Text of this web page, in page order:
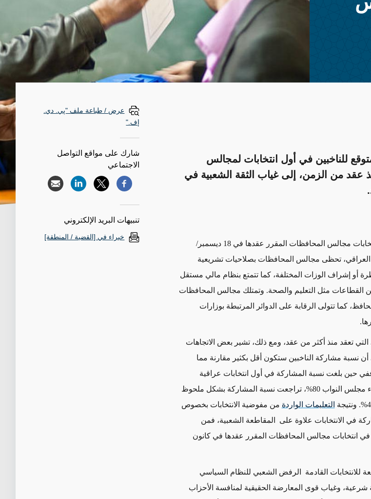
للناخبين في أول انتخابات لمجالس
عقد من الزمن، إلى غياب الثقة الشعبية في
يستعد العراقيون للمشاركة في انتخابات مجالس المحافظات المقرر عقدها في 18 ديسمبر/
العراقي، تحظى مجالس المحافظات بصلاحيات تشريعية
أو إشراف الوزات المختلفة، كما تتمتع بنظام مالي مستقل
القطاعات مثل التعليم والصحة. وتمتلك مجالس المحافظات
كما تتولى الرقابة على الدوائر المرتبطة بوزارات
التي تعقد منذ أكثر من عقد، ومع ذلك، تشير بعض الاتجاهات
أن نسبة مشاركة الناخبين ستكون أقل بكثير مقارنة مما
حين بلغت نسبة المشاركة في أول انتخابات عراقية
أجريت في عام 2005 لاختيار أعضاء مجلس النواب 80%، تراجعت نسبة المشاركة بشكل ملحوظ
التعليمات الواردة من مفوضية الانتخابات بخصوص
في الانتخابات علاوة على المقاطعة الشعبية، فمن
في انتخابات مجالس المحافظات المقرر عقدها في كانون
للانتخابات القادمة الرفض الشعبي للنظام السياسي
شرعية، وغياب قوى المعارضة الحقيقية لمنافسة الأحزاب
عرض / طباعة ملف "پي. دي.
إف."
شارك على مواقع التواصل
الاجتماعي
تنبيهات البريد الإلكتروني
خبراء في [القضية / المنطقة]